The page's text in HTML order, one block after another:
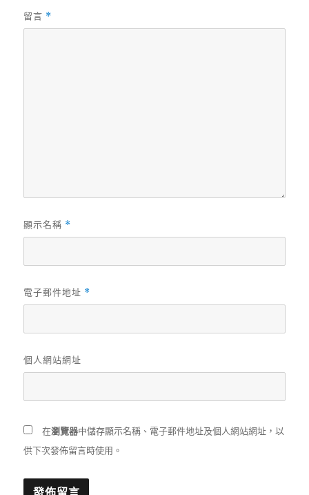
留言 *
顯示名稱 *
電子郵件地址 *
個人網站網址
在瀏覽器中儲存顯示名稱、電子郵件地址及個人網站網址，以
供下次發佈留言時使用。